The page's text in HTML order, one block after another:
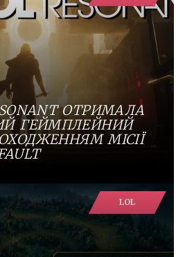
ОТРИМАЛА
ГЕЙМПЛЕЙНИЙ
МІСІЇ
LOL